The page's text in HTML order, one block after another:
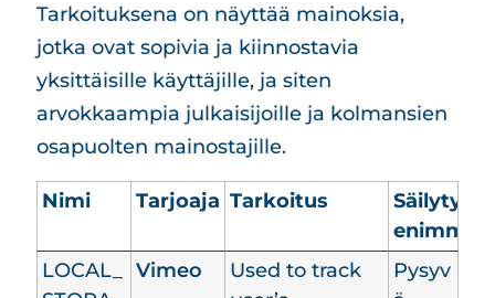
Tarkoituksena on näyttää mainoksia,
jotka ovat sopivia ja kiinnostavia
yksittäisille käyttäjille, ja siten
arvokkaampia julkaisijoille ja kolmansien
osapuolten mainostajille.
Nimi Tarjoaja Tarkoitus
LOCAL_
Vimeo
Used to track
Pysyv